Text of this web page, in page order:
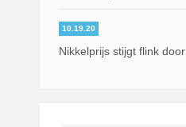
10.19.20
Nikkelprijs stijgt flink door